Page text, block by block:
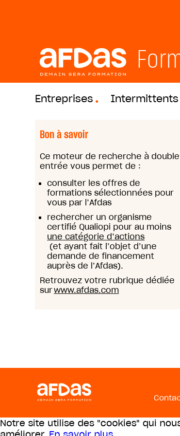
Entreprises Intermittents
Bon à savoir
Ce moteur de recherche à double
entrée vous permet de :
consulter les offres de
formations sélectionnées pour
vous par l’Afdas
rechercher un organisme
certifié Qualiopi pour au moins
une catégorie d’actions
(et ayant fait l’objet d’une
demande de financement
auprès de l’Afdas).
Retrouvez votre rubrique dédiée
surwww.afdas.com
Notre site utilise des "cookies" qui